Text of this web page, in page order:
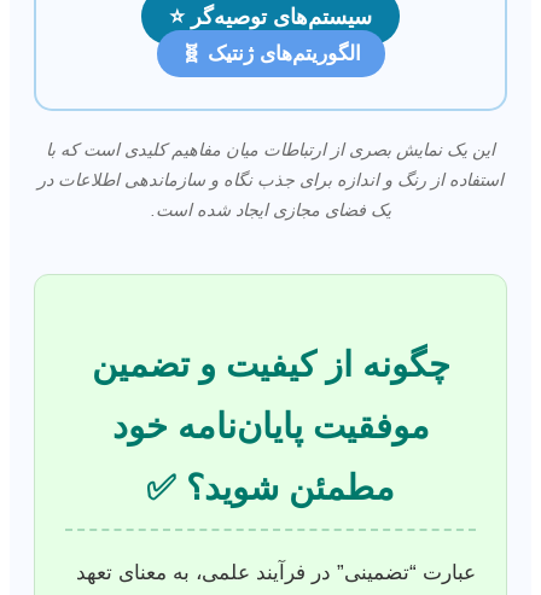
سیستم‌های توصیه‌گر ⭐
الگوریتم‌های ژنتیک 🧬
این یک نمایش بصری از ارتباطات میان مفاهیم کلیدی است که با
استفاده از رنگ و اندازه برای جذب نگاه و سازماندهی اطلاعات در
یک فضای مجازی ایجاد شده است.
چگونه از کیفیت و تضمین
موفقیت پایان‌نامه خود
مطمئن شوید؟ ✅
عبارت “تضمینی” در فرآیند علمی، به معنای تعهد